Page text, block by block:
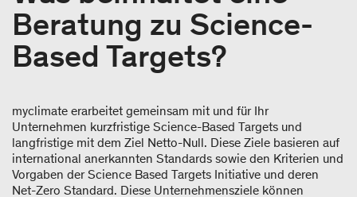
Beratung zu Science-
Based Targets?
myclimate erarbeitet gemeinsam mit und für Ihr
Unternehmen kurzfristige Science-Based Targets und
langfristige mit dem Ziel Netto-Null. Diese Ziele basieren auf
international anerkannten Standards sowie den Kriterien und
Vorgaben der Science Based Targets Initiative und deren
Net-Zero Standard. Diese Unternehmensziele können